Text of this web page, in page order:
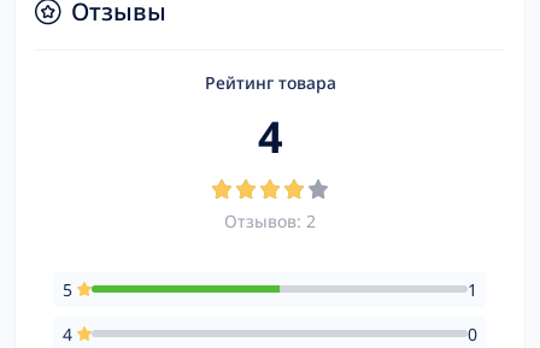
Отзывы
Рейтинг товара
4
Отзывов: 2
5
1
4
0